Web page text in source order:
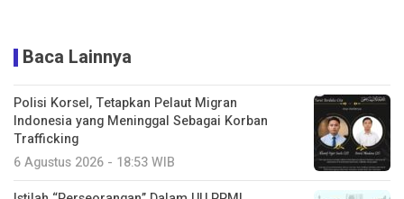
Baca Lainnya
Polisi Korsel, Tetapkan Pelaut Migran
Indonesia yang Meninggal Sebagai Korban
Trafficking
6 Agustus 2026 - 18:53 WIB